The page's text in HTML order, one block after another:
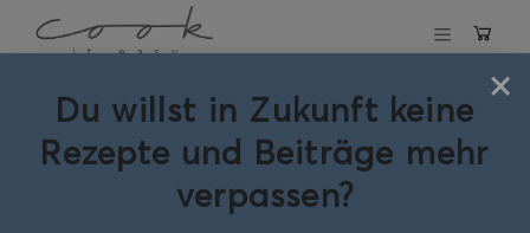
Schlagwort:reise
snacks
×
Du willst in Zukunft keine
Rezepte und Beiträge mehr
verpassen?